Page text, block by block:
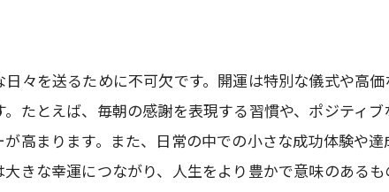
自然との調和でエネルギーを高める
開運のための正しい疲れの取り方
瞑想と心の浄化で運を引き寄せる
日々のストレスを運に変える方法
々を送るために不可欠です。開運は特別な儀式や高
たとえば、毎朝の感謝を表現する習慣や、ポジティブ
高まります。また、日常の中での小さな成功体験や
きな幸運につながり、人生をより豊かで意味のあるも